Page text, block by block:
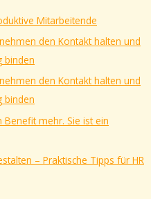
Mitarbeitende
den Kontakt halten und
binden
den Kontakt halten und
binden
Benefit mehr. Sie ist ein
– Praktische Tipps für HR